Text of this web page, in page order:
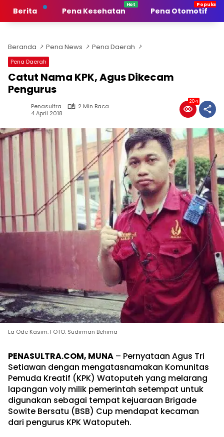
Berita Pena Kesehatan Pena Otomotif
Beranda Pena News Pena Daerah
Pena Daerah
Catut Nama KPK, Agus Dikecam
Pengurus
Penasultra
2 Min Baca
4 April 2018
204
La Ode Kasim. FOTO: Sudirman Behima
PENASULTRA.COM, MUNA – Pernyataan Agus Tri
Setiawan dengan mengatasnamakan Komunitas
Pemuda Kreatif (KPK) Watoputeh yang melarang
lapangan voly milik pemerintah setempat untuk
digunakan sebagai tempat kejuaraan Brigade
Sowite Bersatu (BSB) Cup mendapat kecaman
dari pengurus KPK Watoputeh.